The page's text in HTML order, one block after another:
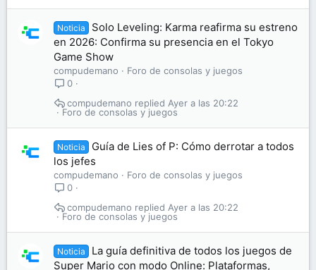
Noticia
Solo Leveling: Karma reafirma su estreno
en 2026: Confirma su presencia en el Tokyo
Game Show
compudemano
Foro de consolas y juegos
0
Foro de consolas y juegos
Ayer a las 20:22
compudemano
Noticia
Guía de Lies of P: Cómo derrotar a todos
los jefes
compudemano
Foro de consolas y juegos
0
Foro de consolas y juegos
Ayer a las 20:22
compudemano
Noticia
La guía definitiva de todos los juegos de
Super Mario con modo Online: Plataformas,